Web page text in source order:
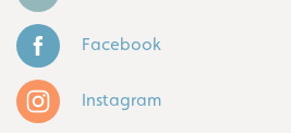
Facebook
Instagram